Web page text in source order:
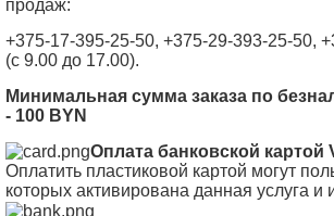
продаж:
+375-17-395-25-50, +375-29-393-25-50,
(с 9.00 до 17.00).
Минимальная сумма заказа по
- 100 BYN
Оплата банковской картой
Оплатить пластиковой картой могут
которых активирована данная услуга и